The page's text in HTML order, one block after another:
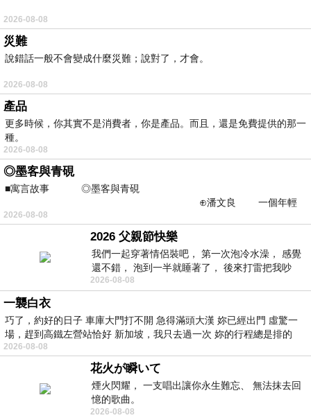
2026-08-08
災難
說錯話一般不會變成什麼災難；說對了，才會。
2026-08-08
產品
更多時候，你其實不是消費者，你是產品。而且，還是免費提供的那一
種。
2026-08-08
◎墨客與青硯
■寓言故事 ◎墨客與青硯
⊕潘文良 一個年輕
的墨客，在京城的古玩肆裡
2026-08-08
2026 父親節快樂
我們一起穿著情侶裝吧， 第一次泡冷水澡， 感覺
還不錯， 泡到一半就睡著了， 後來打雷把我吵
醒， 手
2026-08-08
一襲白衣
巧了，約好的日子 車庫大門打不開 急得滿頭大漢 妳已經出門 虛驚一
場，趕到高鐵左營站恰好 新加坡，我只去過一次 妳的行程總是排的
2026-08-08
花火が瞬いて
煙火閃耀， 一支唱出讓你永生難忘、 無法抹去回
憶的歌曲。
2026-08-08